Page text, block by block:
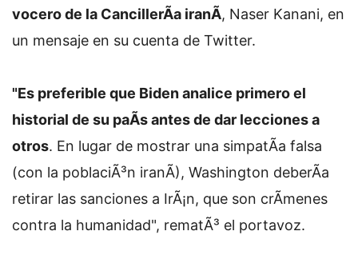
vocero de la CancillerÃ­a iranÃ­, Naser Kanani, en
un mensaje en su cuenta de Twitter.
"Es preferible que Biden analice primero el
historial de su paÃ­s antes de dar lecciones a
otros. En lugar de mostrar una simpatÃ­a falsa
(con la poblaciÃ³n iranÃ­), Washington deberÃ­a
retirar las sanciones a IrÃ¡n, que son crÃ­menes
contra la humanidad", rematÃ³ el portavoz.